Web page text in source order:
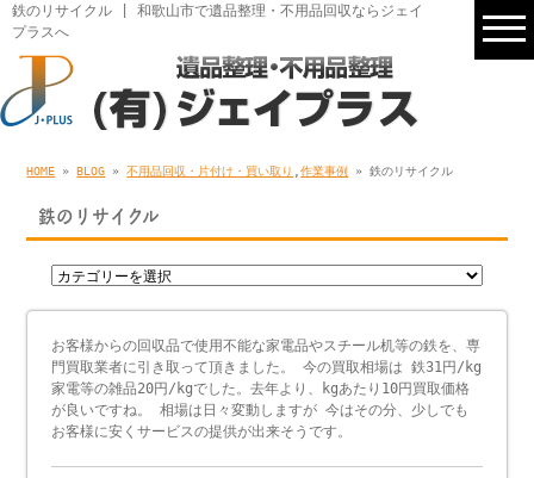
鉄のリサイクル | 和歌山市で遺品整理・不用品回収ならジェイ
プラスへ
HOME »BLOG »不用品回収・片付け・買い取り ,作業事例 » 鉄のリサイクル
鉄のリサイクル
お客様からの回収品で使用不能な家電品やスチール机等の鉄を、専
門買取業者に引き取って頂きました。 今の買取相場は 鉄31円/kg
家電等の雑品20円/kgでした。去年より、kgあたり10円買取価格
が良いですね。 相場は日々変動しますが 今はその分、少しでも
お客様に安くサービスの提供が出来そうです。